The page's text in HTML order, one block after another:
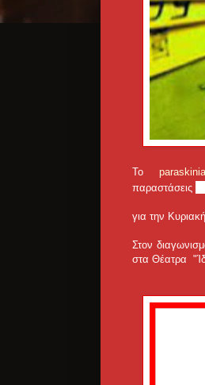
Το
παραστάσεις
για την Κυριακή
Στον
στα Θέατρα